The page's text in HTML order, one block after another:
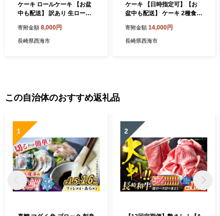
ケーキ ロールケーキ 【お盆
中も配送】 訳あり 生ロール
お菓子のいわした＞ [CAM04
5] ロールケーキ ケーキ スイ
外 不揃い
寄附金額 8,000円
長崎県西海市
ケーキ 【日時指定可】【お
盆中も配送】 ケーキ 2種食べ
ケーキ けーき ＜お菓子のい
わした＞ [CAM064] 長崎 西
寄附金額 14,000円
長崎県西海市
この自治体のおすすめ返礼品
1 2